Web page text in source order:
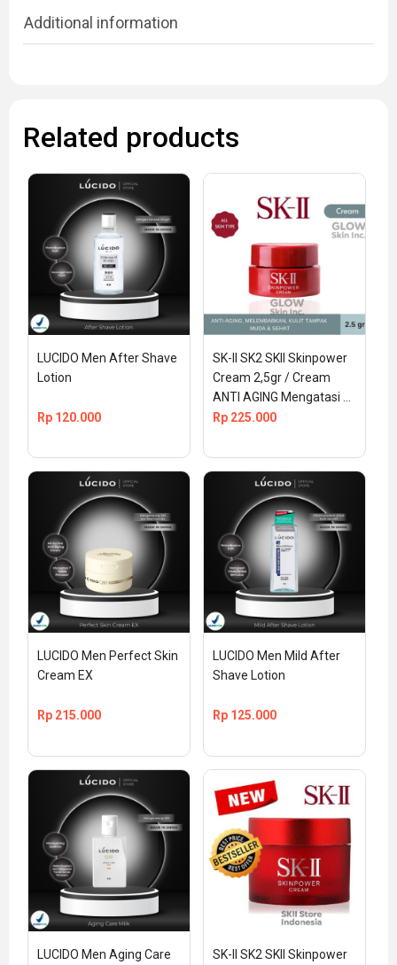
Additional information
Related products
LUCIDO Men After Shave
Lotion
Rp 120.000
SK-II SK2 SKII Skinpower
Cream 2,5gr / Cream
ANTI AGING Mengatasi
Kerutan Wajah
Rp 225.000
LUCIDO Men Perfect Skin
Cream EX
Rp 215.000
LUCIDO Men Mild After
Shave Lotion
Rp 125.000
LUCIDO Men Aging Care
SK-II SK2 SKII Skinpower